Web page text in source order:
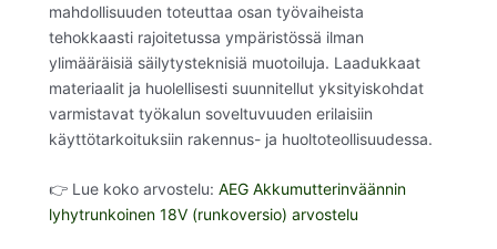
mahdollisuuden toteuttaa osan työvaiheista
tehokkaasti rajoitetussa ympäristössä ilman
ylimääräisiä säilytysteknisiä muotoiluja. Laadukkaat
materiaalit ja huolellisesti suunnitellut yksityiskohdat
varmistavat työkalun soveltuvuuden erilaisiin
käyttötarkoituksiin rakennus- ja huoltoteollisuudessa.
👉 Lue koko arvostelu: AEG Akkumutterinväännin
lyhytrunkoinen 18V (runkoversio) arvostelu